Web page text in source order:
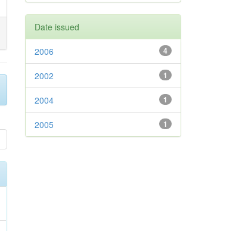
Date issued
4
2006
1
2002
1
2004
1
2005